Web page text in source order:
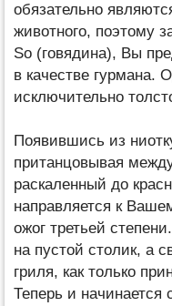
обязательно
животного, поэтому
So (говядина), Вы
в качестве гурмана.
исключительно
Появившись из
пританцовывая
раскаленный до
направляется к
ожог третьей
на пустой столик, а
гриля, как только
Теперь и начинается